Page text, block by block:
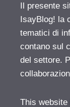
Il presente
IsayBlog! la
tematici di
contano sul
del settore.
This